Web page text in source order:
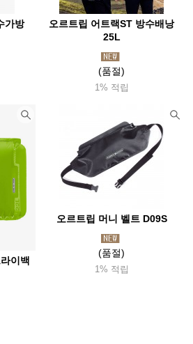
가방
오르트립 어트랙ST 방수배낭
25L
(품절)
1% 적립
이백
오르트립 머니 벨트 D09S
(품절)
1% 적립